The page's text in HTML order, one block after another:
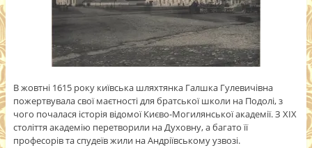
В жовтні 1615 року київська шляхтянка Галшка Гулевичівна
пожертвувала свої маєтності для братської школи на Подолі, з
чого почалася історія відомої Києво-Могилянської академії. З ХІХ
століття академію перетворили на Духовну, а багато її
професорів та спудеїв жили на Андріївському узвозі.